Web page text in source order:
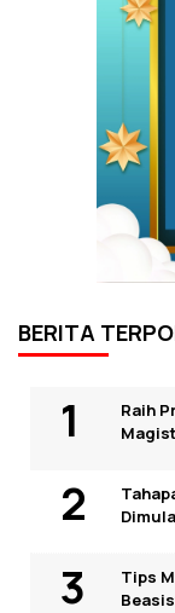
BERITA
Raih
Tips